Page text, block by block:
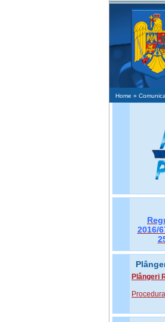
Home »
2016/
Plângeri